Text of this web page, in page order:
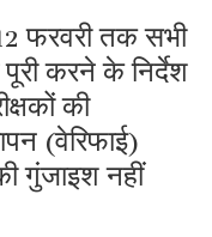
फरवरी तक सभी
करने के निर्देश
की
(वेरिफाई)
गुंजाइश नहीं